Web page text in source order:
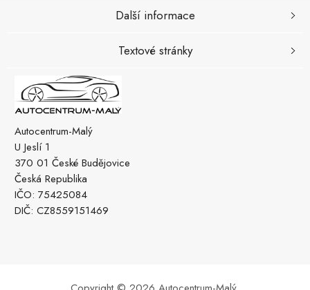
Autocentrum-Malý
U Jeslí 1
370 01 České Budějovice
Česká Republika
IČO: 75425084
DIČ: CZ8559151469
Další informace
Textové stránky